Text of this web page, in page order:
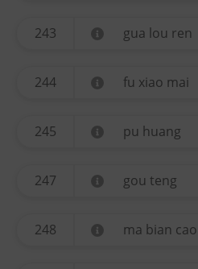
243 gua lou ren
244 fu xiao mai
245 pu huang
247 gou teng
248 ma bian cao